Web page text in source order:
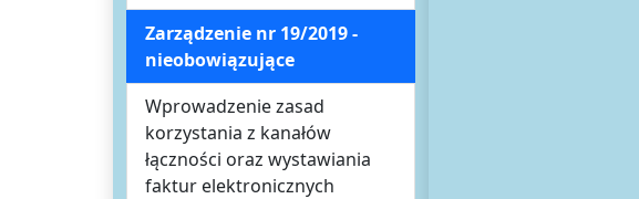
Zarządzenie nr 19/2019 -
nieobowiązujące
Wprowadzenie zasad
korzystania z kanałów
łączności oraz wystawiania
faktur elektronicznych